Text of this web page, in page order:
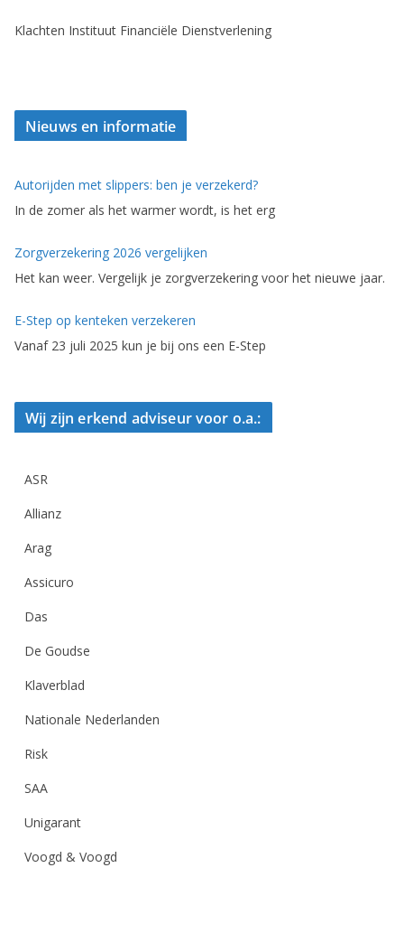
Klachten Instituut Financiële Dienstverlening
Nieuws en informatie
Autorijden met slippers: ben je verzekerd?
In de zomer als het warmer wordt, is het erg
Zorgverzekering 2026 vergelijken
Het kan weer. Vergelijk je zorgverzekering voor het nieuwe jaar.
E-Step op kenteken verzekeren
Vanaf 23 juli 2025 kun je bij ons een E-Step
Wij zijn erkend adviseur voor o.a.:
ASR
Allianz
Arag
Assicuro
Das
De Goudse
Klaverblad
Nationale Nederlanden
Risk
SAA
Unigarant
Voogd & Voogd